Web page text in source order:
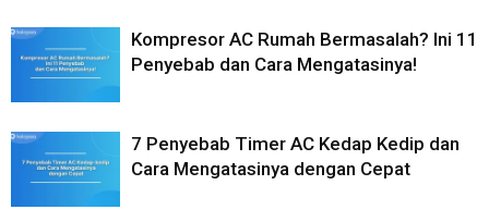
Kompresor AC Rumah Bermasalah? Ini 11
Penyebab dan Cara Mengatasinya!
7 Penyebab Timer AC Kedap Kedip dan
Cara Mengatasinya dengan Cepat